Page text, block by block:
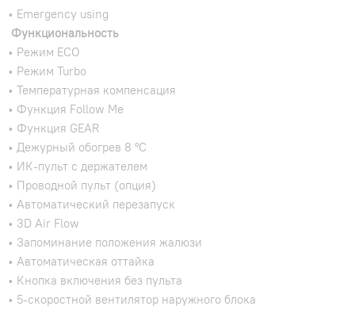
• Emergency using
Функциональность
• Режим ECO
• Режим Turbo
• Температурная компенсация
• Функция Follow Me
• Функция GEAR
• Дежурный обогрев 8 °С
• ИК-пульт с держателем
• Проводной пульт (опция)
• Автоматический перезапуск
• 3D Air Flow
• Запоминание положения жалюзи
• Автоматическая оттайка
• Кнопка включения без пульта
• 5-скоростной вентилятор наружного блока